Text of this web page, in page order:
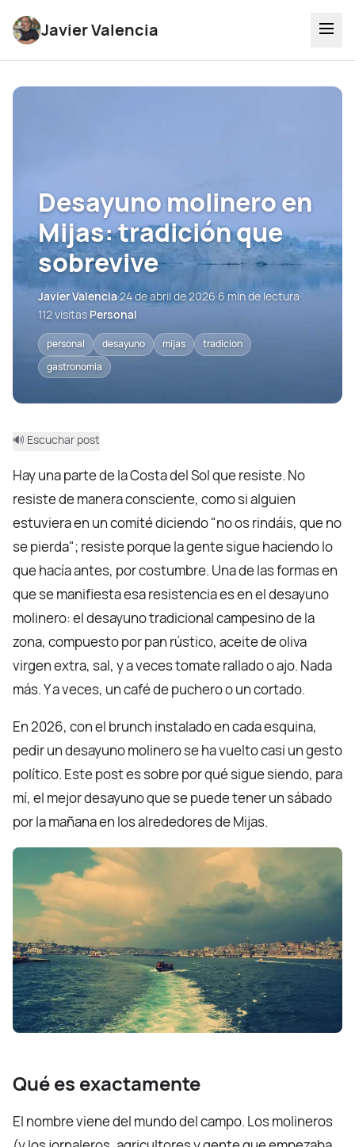
Javier Valencia
Desayuno molinero en
Mijas: tradición que
sobrevive
Javier Valencia·24 de abril de 2026·6 min de lectura·
112 visitas·Personal
personal desayuno mijas
tradicion
gastronomia
🔊 Escuchar post
Hay una parte de la Costa del Sol que resiste. No
resiste de manera consciente, como si alguien
estuviera en un comité diciendo "no os rindáis, que no
se pierda"; resiste porque la gente sigue haciendo lo
que hacía antes, por costumbre. Una de las formas en
que se manifiesta esa resistencia es en el desayuno
molinero: el desayuno tradicional campesino de la
zona, compuesto por pan rústico, aceite de oliva
virgen extra, sal, y a veces tomate rallado o ajo. Nada
más. Y a veces, un café de puchero o un cortado.
En 2026, con el brunch instalado en cada esquina,
pedir un desayuno molinero se ha vuelto casi un gesto
político. Este post es sobre por qué sigue siendo, para
mí, el mejor desayuno que se puede tener un sábado
por la mañana en los alrededores de Mijas.
Qué es exactamente
El nombre viene del mundo del campo. Los molineros